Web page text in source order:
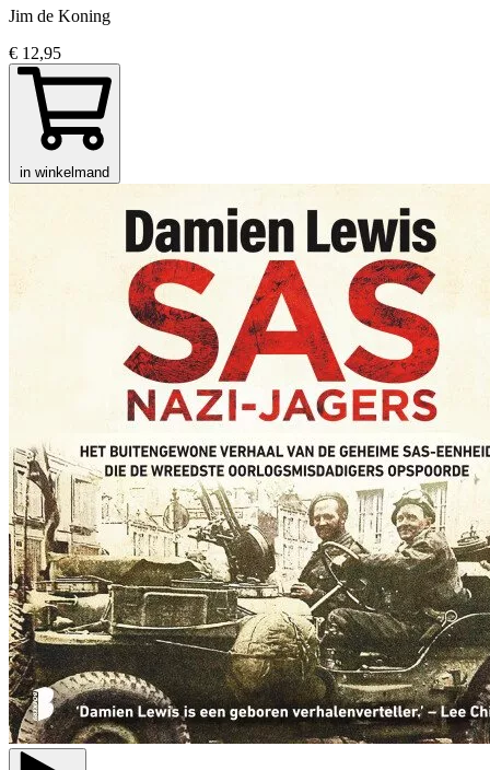
Jim de Koning
€ 12,95
in winkelmand